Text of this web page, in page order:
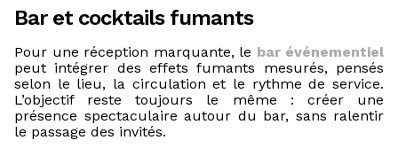
Bar et cocktails fumants
Pour une réception marquante, le bar événementiel
peut intégrer des effets fumants mesurés, pensés
selon le lieu, la circulation et le rythme de service.
L’objectif reste toujours le même : créer une
présence spectaculaire autour du bar, sans ralentir
le passage des invités.